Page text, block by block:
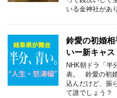
いる金神社が
鈴愛の初婚
いー新キャ
NHK朝ドラ「半
表。 鈴愛の初
込んだけど、振
て誰でしょう